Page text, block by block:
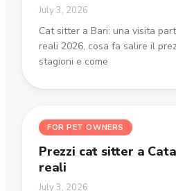
July 3, 2026
Cat sitter a Bari: una visita
reali 2026, cosa fa salire il
stagioni e come
FOR PET OWNERS
Prezzi cat sitter a
reali
July 3, 2026